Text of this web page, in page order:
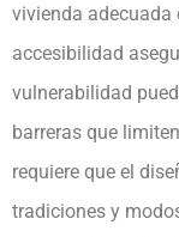
vivienda adecuada
accesibilidad
vulnerabilidad
barreras que
requiere que el
tradiciones y